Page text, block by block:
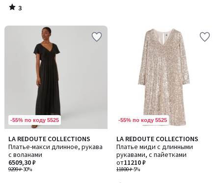
3
/
-55% по коду 5525
LA REDOUTE COLLECTIONS
Платье-макси длинное, рукава
с воланами
9299 ₽-30%
6509,30 ₽
-55% по коду 5525
LA REDOUTE COLLECTIONS
Платье миди с длинными
рукавами, с пайетками
11800 ₽-5%
от11210 ₽
4,3
/ 5